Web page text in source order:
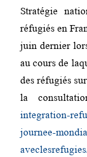
Stratégie
réfugiés en
juin dernier
au cours de
des réfugiés
la
integration-
journee-